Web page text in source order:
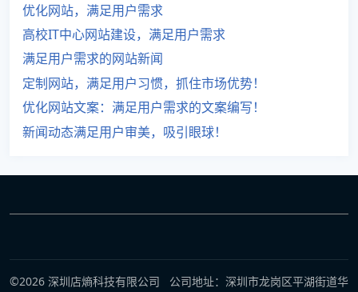
优化网站，满足用户需求
高校IT中心网站建设，满足用户需求
满足用户需求的网站新闻
定制网站，满足用户习惯，抓住市场优势！
优化网站文案：满足用户需求的文案编写！
新闻动态满足用户审美，吸引眼球！
©2026 深圳店熵科技有限公司 公司地址：深圳市龙岗区平湖街道华